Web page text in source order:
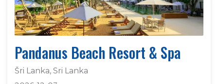
Pandanus Beach Resort & Spa
Šri Lanka, Sri Lanka